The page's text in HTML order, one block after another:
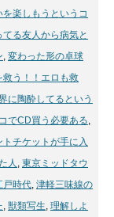
楽しもうというコ
る友人から病気と
, 変わった形の卓球
救う！！エロも救
に陶酔してるという
でCD買う必要ある,
チケットが手に入
人 , 東京ミッドタウ
戸時代, 津軽三味線の
, 獣類写生, 理解しよ